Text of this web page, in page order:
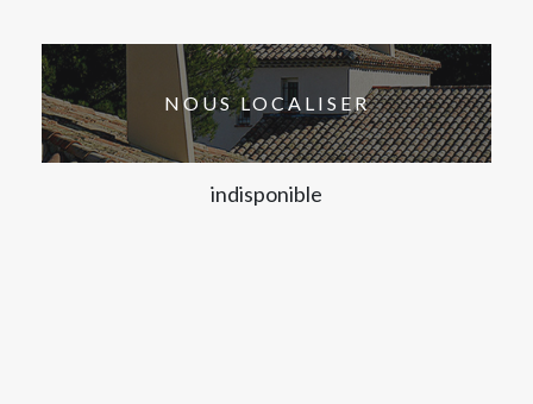
NOUS LOCALISER
indisponible